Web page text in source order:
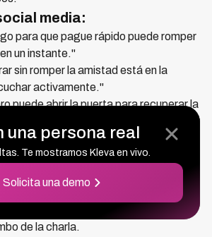
media:
para que pague rápido puede romper
un instante."
sin romper la amistad está en la
activamente."
puede abrir la puerta para recuperar la
en un café, notando que tu amigo se
En lugar de insistir, cambias
y le preguntas cómo puede
Esa simple flexibilidad puede
de la charla.
una persona real
Te mostramos Kleva en vivo.
Solicita una demo